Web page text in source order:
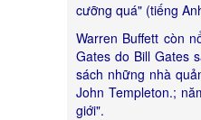
cưỡng quá" (tiếng
Warren Buffett còn
Gates do Bill Gates
sách những nhà
John Templeton.;
giới".